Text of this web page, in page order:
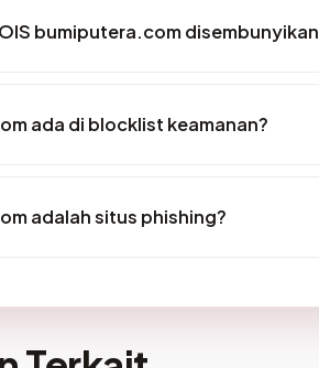
bumiputera.com
ada di blocklist keamanan?
adalah situs phishing?